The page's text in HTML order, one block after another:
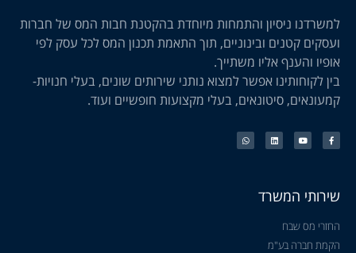
למשרדנו ניסיון והתמחות מיוחדת בהקטנת חבות המס של חברות
ועסקים קטנים ובינוניים, תוך התאמת תכנון המס לכל עסק לפי
אופיו והענף אליו משתייך.
בין לקוחותינו אפשר למצוא נותני שירותים שונים, בעלי חנויות-
קמעונאים, סיטונאים, בעלי מקצועות חופשיים ועוד.
שירותי המשרד
החזרי מס שבח
הקמת חברה בע"מ